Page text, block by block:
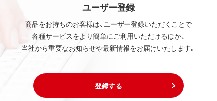
ユーザー登録
商品をお持ちのお客様は、ユーザー登録いただくことで
各種サービスをより簡単にご利用いただけるほか、
当社から重要なお知らせや最新情報をお届けいたします。
登録する